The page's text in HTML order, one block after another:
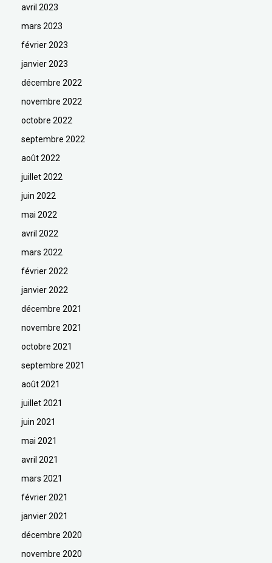
avril 2023
mars 2023
février 2023
janvier 2023
décembre 2022
novembre 2022
octobre 2022
septembre 2022
août 2022
juillet 2022
juin 2022
mai 2022
avril 2022
mars 2022
février 2022
janvier 2022
décembre 2021
novembre 2021
octobre 2021
septembre 2021
août 2021
juillet 2021
juin 2021
mai 2021
avril 2021
mars 2021
février 2021
janvier 2021
décembre 2020
novembre 2020